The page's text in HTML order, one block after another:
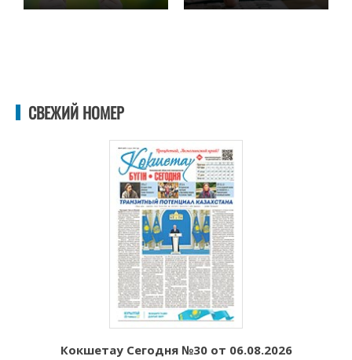
27.08.2021, 03:36 27.08.2021, 03:18
СВЕЖИЙ НОМЕР
Кокшетау Сегодня №30 от 06.08.2026